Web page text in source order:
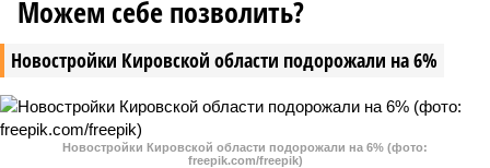
Новостройки Кировской области подорожали на 6%
Можем себе позволить?
Новостройки Кировской области подорожали на 6% (фото:
freepik.com/freepik)